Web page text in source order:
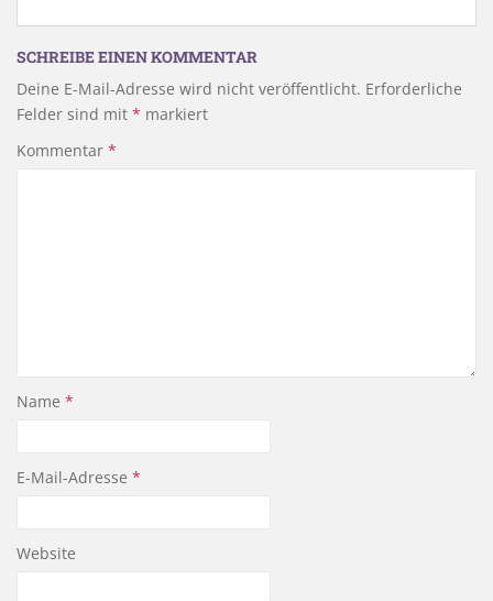
SCHREIBE EINEN KOMMENTAR
Deine E-Mail-Adresse wird nicht veröffentlicht. Erforderliche
Felder sind mit * markiert
Kommentar *
Name *
E-Mail-Adresse *
Website